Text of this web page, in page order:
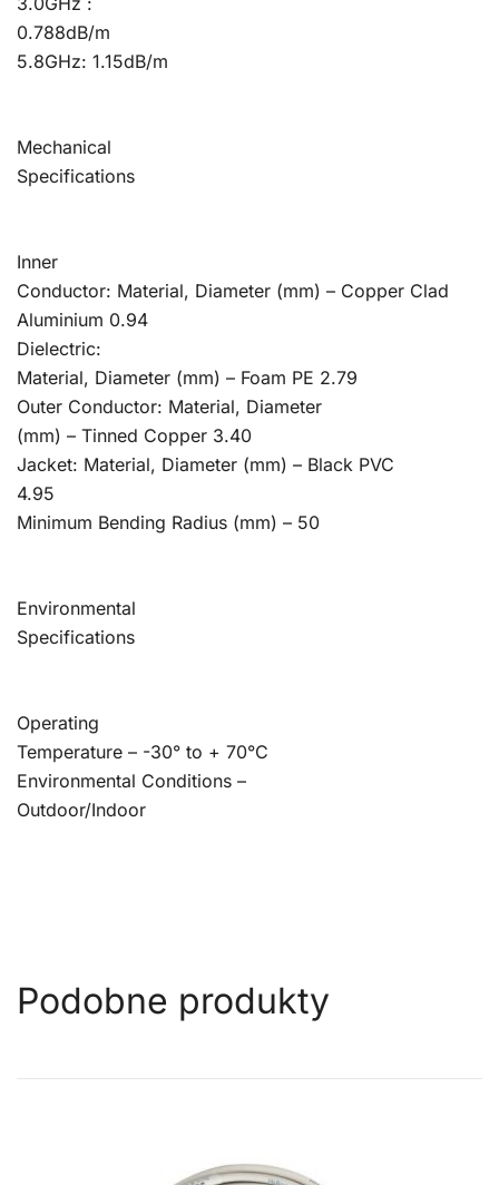
0.788dB/m
5.8GHz: 1.15dB/m
Mechanical
Specifications
Inner
Conductor: Material, Diameter (mm) – Copper Clad
Aluminium 0.94
Dielectric:
Material, Diameter (mm) – Foam PE 2.79
Outer Conductor: Material, Diameter
(mm) – Tinned Copper 3.40
Jacket: Material, Diameter (mm) – Black PVC
4.95
Minimum Bending Radius (mm) – 50
Environmental
Specifications
Operating
Temperature – -30° to + 70°C
Environmental Conditions –
Outdoor/Indoor
Podobne produkty